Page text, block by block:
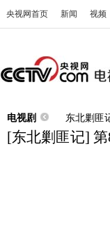
央视网首页 新闻 视频
电视剧 东北剿匪
[东北剿匪记]